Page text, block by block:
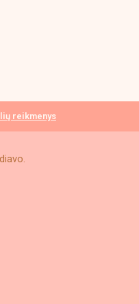
reikmenys